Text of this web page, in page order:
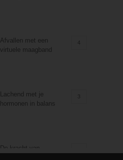
Afvallen met een
virtuele maagband
4
Lachend met je
hormonen in balans
3
De kracht van